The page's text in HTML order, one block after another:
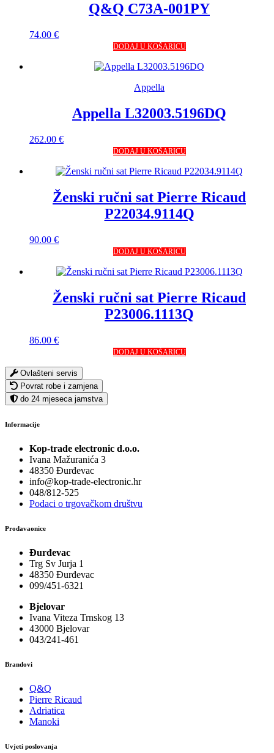
Q&Q C73A-001PY
74.00 €
DODAJ U KOŠARICU
Appella
Appella L32003.5196DQ
262.00 €
DODAJ U KOŠARICU
Ženski ručni sat Pierre Ricaud
P22034.9114Q
90.00 €
DODAJ U KOŠARICU
Ženski ručni sat Pierre Ricaud
P23006.1113Q
86.00 €
DODAJ U KOŠARICU
Ovlašteni servis
Povrat robe i zamjena
do 24 mjeseca jamstva
Informacije
Kop-trade electronic d.o.o.
Ivana Mažuranića 3
48350 Đurđevac
info@kop-trade-electronic.hr
048/812-525
Podaci o trgovačkom društvu
Prodavaonice
Đurđevac
Trg Sv Jurja 1
48350 Đurđevac
099/451-6321
Bjelovar
Ivana Viteza Trnskog 13
43000 Bjelovar
043/241-461
Brandovi
Q&Q
Pierre Ricaud
Adriatica
Manoki
Uvjeti poslovanja